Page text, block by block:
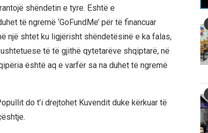
shëndetin e tyre. Është e
të ngremë ‘GoFundMe’ për të financuar
një shtet ku ligjërisht shëndetësinë e ka falas,
të të gjithë qytetarëve shqiptarë, në
është aq e varfër sa na duhet të ngremë
do t’i drejtohet Kuvendit duke kërkuar të